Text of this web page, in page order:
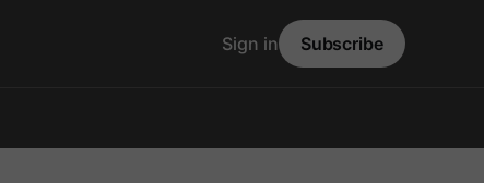
Sign in Subscribe